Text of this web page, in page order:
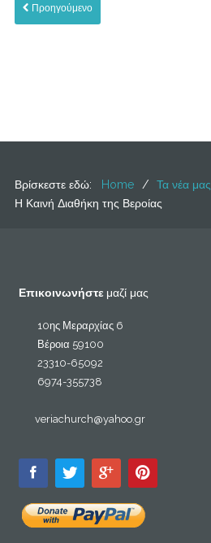
Προηγούμενο
Βρίσκεστε εδώ: Home / Τα νέα μας
Η Καινή Διαθήκη της Βεροίας
Επικοινωνήστε μαζί μας
10ης Μεραρχίας 6
Βέροια 59100
23310-65092
6974-355738
veriachurch@yahoo.gr